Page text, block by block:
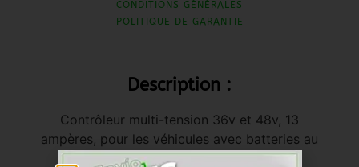
CONDITIONS GÉNÉRALES
POLITIQUE DE GARANTIE
Description :
Contrôleur multi-tension 36v et 48v, 13
ampères, pour les véhicules avec batteries au
lithium.